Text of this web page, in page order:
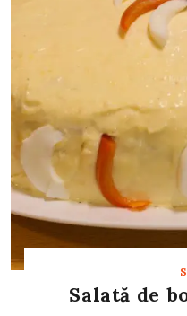
Salată de